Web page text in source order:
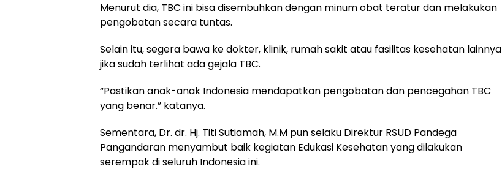
Menurut dia, TBC ini bisa disembuhkan dengan minum obat teratur dan melakukan
pengobatan secara tuntas.
Selain itu, segera bawa ke dokter, klinik, rumah sakit atau fasilitas kesehatan lainnya
jika sudah terlihat ada gejala TBC.
“Pastikan anak-anak Indonesia mendapatkan pengobatan dan pencegahan TBC
yang benar.” katanya.
Sementara, Dr. dr. Hj. Titi Sutiamah, M.M pun selaku Direktur RSUD Pandega
Pangandaran menyambut baik kegiatan Edukasi Kesehatan yang dilakukan
serempak di seluruh Indonesia ini.